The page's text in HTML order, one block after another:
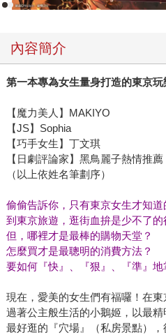
內容簡介
第一本專為女生量身打造的東京
【魔力美人】MAKIYO
【JS】Sophia
【巧手女生】丁文琪
【日劇評論家】黑鳥麗子熱情推薦
（以上依姓名筆劃序）
偷偷告訴你，只有東京女生才知道
到東京旅遊，逛街血拚是少不了的
但，哪裡才是最棒的購物天堂？
怎麼買才是最聰明的消費方法？
要如何『快』、『狠』、『準』
現在，愛美的女生們有福囉！在
過著公主般生活的小鵝姬，以最精
最好逛的『穴場』（私房景點）